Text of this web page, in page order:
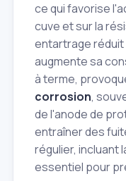
ce qui favorise
cuve et sur la
entartrage réduit
augmente sa
à terme,
corrosion,
de l'anode de
entraîner des
régulier, incluant
essentiel pour